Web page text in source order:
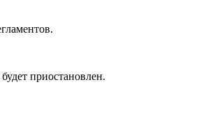
приостановлен.